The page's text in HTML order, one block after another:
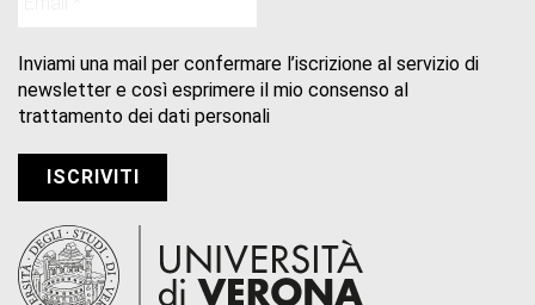
Inviami una mail per confermare l’iscrizione al servizio di
newsletter e così esprimere il mio consenso al
trattamento dei dati personali